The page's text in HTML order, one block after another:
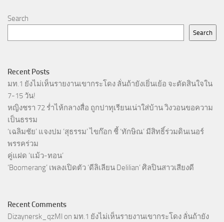
Search
Search
Recent Posts
มท.1 ยังไม่เห็นรายงานเขากระโดง ลั่นถ้ายังเยิ่นเย้อ จะตัดสินใจใน
7-15 วัน!
หญิงชรา 72 ร่ำไห้กลางสื่อ ถูกปาทุเรียนเน่าใส่บ้าน วิงวอนขอความ
เป็นธรรม
‘เฉลิมชัย’ แจงปม ‘สุธรรม’ ไขก๊อก ชี้ ‘ทักษิณ’ มีสิทธิ์ร่วมดินเนอร์
พรรคร่วม
คู่แฝด ‘แม้ว-ทอน’
‘Boomerang’ เพลงเปิดตัว ‘ดีลิเลียน Delilian’ ศิลปินสาวเสียงดี
Recent Comments
Dizaynersk_qzMl on มท.1 ยังไม่เห็นรายงานเขากระโดง ลั่นถ้ายัง